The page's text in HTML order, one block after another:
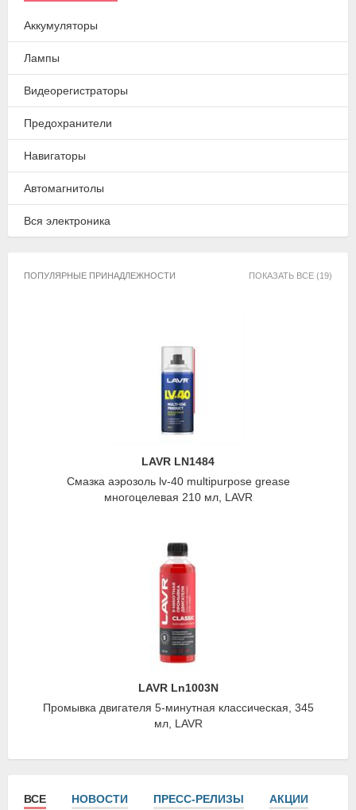
Аккумуляторы
Лампы
Видеорегистраторы
Предохранители
Навигаторы
Автомагнитолы
Вся электроника
ПОПУЛЯРНЫЕ ПРИНАДЛЕЖНОСТИ ПОКАЗАТЬ ВСЕ (19)
LAVR LN1484
Смазка аэрозоль lv-40 multipurpose grease
многоцелевая 210 мл, LAVR
LAVR Ln1003N
Промывка двигателя 5-минутная классическая, 345
мл, LAVR
ВСЕ НОВОСТИ ПРЕСС-РЕЛИЗЫ АКЦИИ